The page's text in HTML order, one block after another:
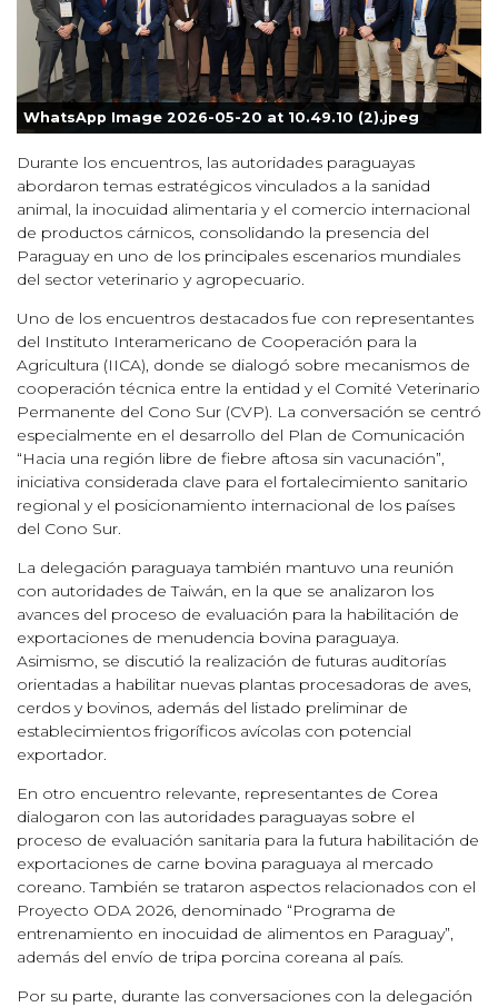
WhatsApp Image 2026-05-20 at 10.49.10 (2).jpeg
Durante los encuentros, las autoridades paraguayas
abordaron temas estratégicos vinculados a la sanidad
animal, la inocuidad alimentaria y el comercio internacional
de productos cárnicos, consolidando la presencia del
Paraguay en uno de los principales escenarios mundiales
del sector veterinario y agropecuario.
Uno de los encuentros destacados fue con representantes
del Instituto Interamericano de Cooperación para la
Agricultura (IICA), donde se dialogó sobre mecanismos de
cooperación técnica entre la entidad y el Comité Veterinario
Permanente del Cono Sur (CVP). La conversación se centró
especialmente en el desarrollo del Plan de Comunicación
“Hacia una región libre de fiebre aftosa sin vacunación”,
iniciativa considerada clave para el fortalecimiento sanitario
regional y el posicionamiento internacional de los países
del Cono Sur.
La delegación paraguaya también mantuvo una reunión
con autoridades de Taiwán, en la que se analizaron los
avances del proceso de evaluación para la habilitación de
exportaciones de menudencia bovina paraguaya.
Asimismo, se discutió la realización de futuras auditorías
orientadas a habilitar nuevas plantas procesadoras de aves,
cerdos y bovinos, además del listado preliminar de
establecimientos frigoríficos avícolas con potencial
exportador.
En otro encuentro relevante, representantes de Corea
dialogaron con las autoridades paraguayas sobre el
proceso de evaluación sanitaria para la futura habilitación de
exportaciones de carne bovina paraguaya al mercado
coreano. También se trataron aspectos relacionados con el
Proyecto ODA 2026, denominado “Programa de
entrenamiento en inocuidad de alimentos en Paraguay”,
además del envío de tripa porcina coreana al país.
Por su parte, durante las conversaciones con la delegación